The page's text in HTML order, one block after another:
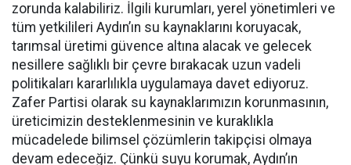
zorunda kalabiliriz. İlgili kurumları, yerel yönetimleri ve
tüm yetkilileri Aydın’ın su kaynaklarını koruyacak,
tarımsal üretimi güvence altına alacak ve gelecek
nesillere sağlıklı bir çevre bırakacak uzun vadeli
politikaları kararlılıkla uygulamaya davet ediyoruz.
Zafer Partisi olarak su kaynaklarımızın korunmasının,
üreticimizin desteklenmesinin ve kuraklıkla
mücadelede bilimsel çözümlerin takipçisi olmaya
devam edeceğiz. Çünkü suyu korumak, Aydın’ın